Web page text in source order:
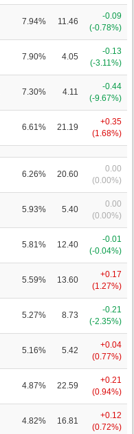
7.94% 11.46
-0.09
(-0.78%)
7.90% 4.05
-0.13
(-3.11%)
7.30% 4.11
-0.44
(-9.67%)
6.61% 21.19
+0.35
(1.68%)
6.26% 20.60
0.00
(0.00%)
5.93% 5.40
0.00
(0.00%)
5.81% 12.40
-0.01
(-0.04%)
5.59% 13.60
+0.17
(1.27%)
5.27% 8.73
-0.21
(-2.35%)
5.16% 5.42
+0.04
(0.77%)
4.87% 22.59
+0.21
(0.94%)
4.82% 16.81
+0.12
(0.72%)